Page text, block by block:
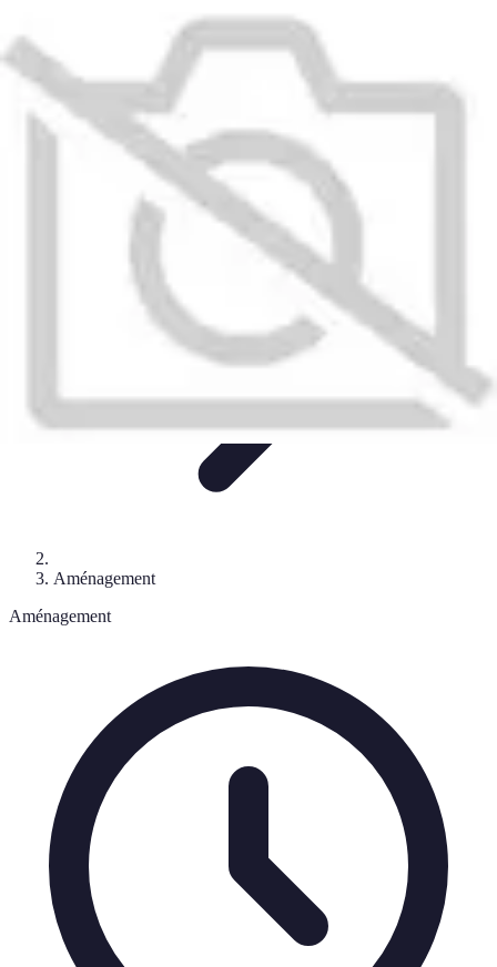
Astuces Naturelles
Astuces Pratiques
Relaxation
Routines et Habitudes Techniques de Relaxation
Astuces Anti Stress
Aménagement
Aménagement